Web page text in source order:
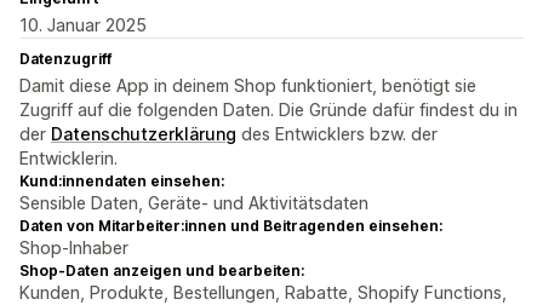
10. Januar 2025
Datenzugriff
Damit diese App in deinem Shop funktioniert, benötigt sie
Zugriff auf die folgenden Daten. Die Gründe dafür findest du in
der Datenschutzerklärung des Entwicklers bzw. der
Entwicklerin.
Kund:innendaten einsehen:
Sensible Daten, Geräte- und Aktivitätsdaten
Daten von Mitarbeiter:innen und Beitragenden einsehen:
Shop-Inhaber
Shop-Daten anzeigen und bearbeiten:
Kunden, Produkte, Bestellungen, Rabatte, Shopify Functions,